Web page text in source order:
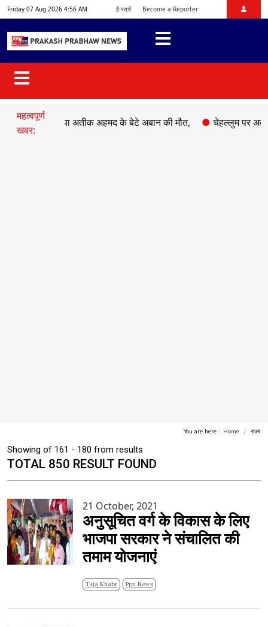
Friday 07 Aug 2026 4:56 AM ई-पत्रों Become a Reporter
महत्वपूर्ण
खबर:
माफिया अतीक अहमद के बेटे अबान की मौत, ●चेहल्लुम पर अकीदत के
You are here : Home राज्य
Showing of 161 - 180 from results
TOTAL 850 RESULT FOUND
21 October, 2021
अनुसूचित वर्ग के विकास के लिए
भाजपा सरकार ने संचालित की
तमाम योजनाएं
Taja Khabr Ppn News